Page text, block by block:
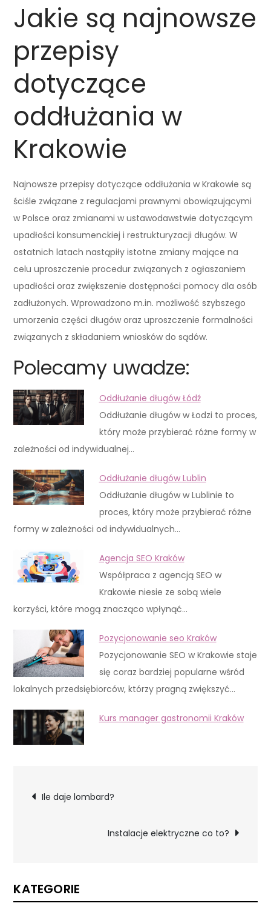
Jakie są najnowsze
przepisy
dotyczące
oddłużania w
Krakowie
Najnowsze przepisy dotyczące oddłużania w Krakowie są
ściśle związane z regulacjami prawnymi obowiązującymi
w Polsce oraz zmianami w ustawodawstwie dotyczącym
upadłości konsumenckiej i restrukturyzacji długów. W
ostatnich latach nastąpiły istotne zmiany mające na
celu uproszczenie procedur związanych z ogłaszaniem
upadłości oraz zwiększenie dostępności pomocy dla osób
zadłużonych. Wprowadzono m.in. możliwość szybszego
umorzenia części długów oraz uproszczenie formalności
związanych z składaniem wniosków do sądów.
Polecamy uwadze:
Oddłużanie długów Łódź
Oddłużanie długów w Łodzi to proces,
który może przybierać różne formy w
zależności od indywidualnej…
Oddłużanie długów Lublin
Oddłużanie długów w Lublinie to
proces, który może przybierać różne
formy w zależności od indywidualnych…
Agencja SEO Kraków
Współpraca z agencją SEO w
Krakowie niesie ze sobą wiele
korzyści, które mogą znacząco wpłynąć…
Pozycjonowanie seo Kraków
Pozycjonowanie SEO w Krakowie staje
się coraz bardziej popularne wśród
lokalnych przedsiębiorców, którzy pragną zwiększyć…
Kurs manager gastronomii Kraków
Nawigacja
Ile daje lombard?
Instalacje elektryczne co to?
KATEGORIE